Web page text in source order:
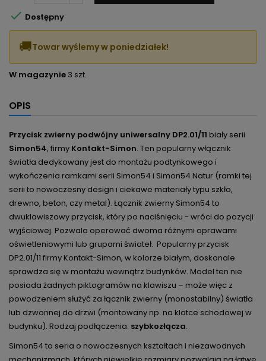
 Dostępny
🚚Towar wyślemy w poniedziałek!
W magazynie 3 szt.
OPIS
Przycisk zwierny podwójny uniwersalny DP2.01/11 biały serii
Simon54, firmy Kontakt-Simon. Ten popularny włącznik
światła dedykowany jest do montażu podtynkowego i
wykończenia ramkami serii Simon54 i Simon54 Natur (ramki tej
serii to nowoczesny design i ciekawe materiały typu szkło,
drewno, beton, czy metal). Łącznik zwierny Simon54 to
dwuklawiszowy przycisk, który po naciśnięciu - wróci do pozycji
wyjściowej. Pozwala operować dwoma różnymi oprawami
oświetleniowymi lub grupami świateł. Popularny przycisk
DP2.01/11 firmy Kontakt-Simon, w kolorze białym, doskonale
sprawdza się w montażu wewnątrz budynków. Model ten nie
posiada żadnych piktogramów na klawiszu – może więc z
powodzeniem służyć za łącznik zwierny (monostabilny) światła
lub dzwonnej do drzwi (montowany np. na klatce schodowej w
budynku). Rodzaj podłączenia: szybkozłącza.
Simon54 to seria o nowoczesnych kształtach i niezawodnych